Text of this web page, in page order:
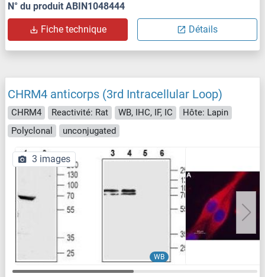
N° du produit ABIN1048444
Fiche technique Détails
CHRM4 anticorps (3rd Intracellular Loop)
CHRM4 Reactivité: Rat WB, IHC, IF, IC
Hôte: Lapin
Polyclonal
unconjugated
WB
3 images